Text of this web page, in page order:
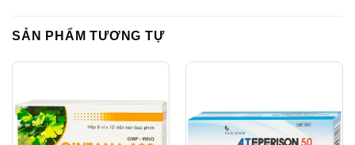
SẢN PHẨM TƯƠNG TỰ